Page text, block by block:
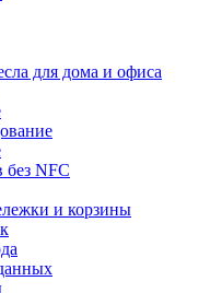
для дома и офиса
без NFC
и корзины